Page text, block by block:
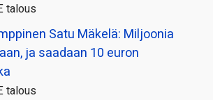
talous
Satu Mäkelä: Miljoonia
ja saadaan 10 euron
talous